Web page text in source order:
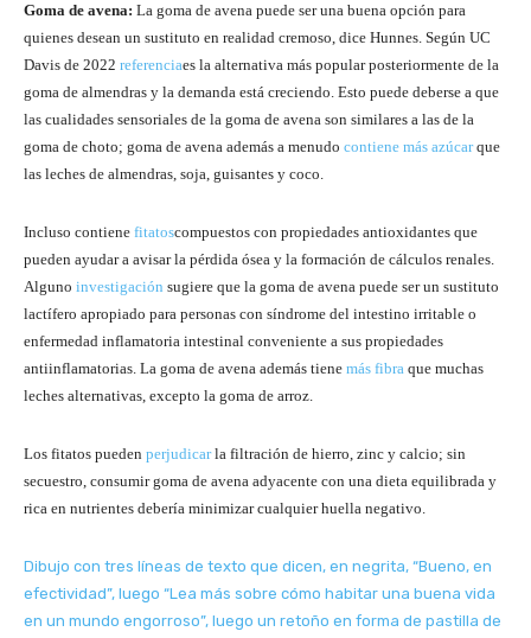
Goma de avena: La goma de avena puede ser una buena opción para
quienes desean un sustituto en realidad cremoso, dice Hunnes. Según UC
Davis de 2022 referenciaes la alternativa más popular posteriormente de la
goma de almendras y la demanda está creciendo. Esto puede deberse a que
las cualidades sensoriales de la goma de avena son similares a las de la
goma de choto; goma de avena además a menudo contiene más azúcarque
las leches de almendras, soja, guisantes y coco.
Incluso contiene fitatoscompuestos con propiedades antioxidantes que
pueden ayudar a avisar la pérdida ósea y la formación de cálculos renales.
Alguno investigación sugiere que la goma de avena puede ser un sustituto
lactífero apropiado para personas con síndrome del intestino irritable o
enfermedad inflamatoria intestinal conveniente a sus propiedades
antiinflamatorias. La goma de avena además tiene más fibra que muchas
leches alternativas, excepto la goma de arroz.
Los fitatos pueden perjudicarla filtración de hierro, zinc y calcio; sin
secuestro, consumir goma de avena adyacente con una dieta equilibrada y
rica en nutrientes debería minimizar cualquier huella negativo.
Dibujo con tres líneas de texto que dicen, en negrita, “Bueno, en
efectividad”, luego “Lea más sobre cómo habitar una buena vida
en un mundo engorroso”, luego un retoño en forma de pastilla de